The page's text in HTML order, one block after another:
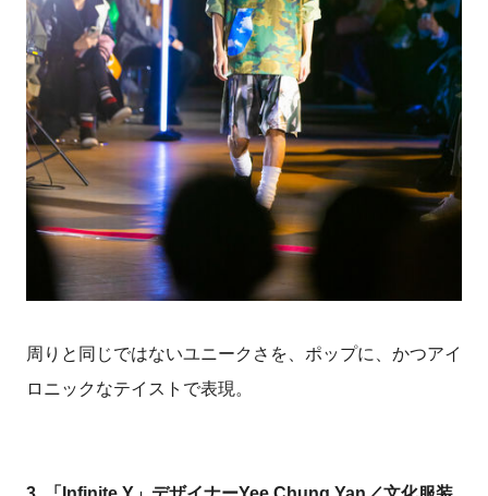
周りと同じではないユニークさを、ポップに、かつアイ
ロニックなテイストで表現。